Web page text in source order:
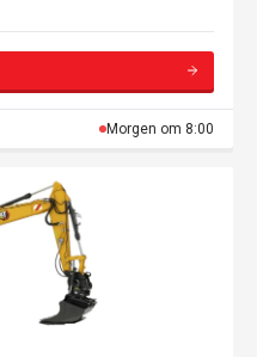
Morgen om 8:00